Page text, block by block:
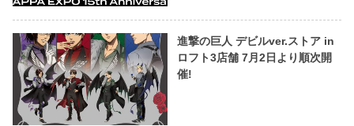
進撃の巨人 デビルver.ストア in
ロフト3店舗 7月2日より順次開
催!